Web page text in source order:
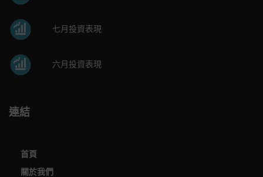
七月投資表現
六月投資表現
連結
首頁
關於我們